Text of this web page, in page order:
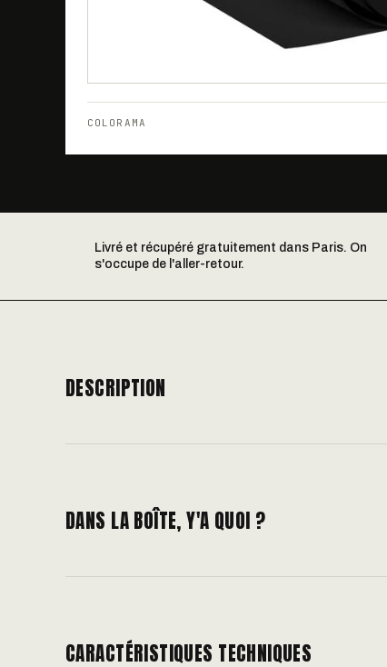
COLORAMA
Livré et récupéré gratuitement dans Paris. On
s'occupe de l'aller-retour.
DESCRIPTION
DANS LA BOÎTE, Y'A QUOI ?
CARACTÉRISTIQUES TECHNIQUES